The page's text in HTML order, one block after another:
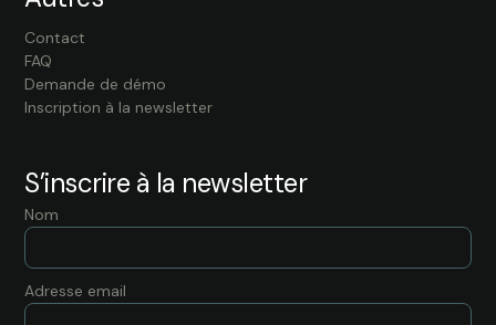
Contact
FAQ
Demande de démo
Inscription à la newsletter
S’inscrire à la newsletter
Nom
Adresse email